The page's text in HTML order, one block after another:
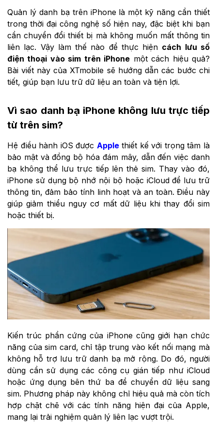
Quản lý danh bạ trên iPhone là một kỹ năng cần thiết
trong thời đại công nghệ số hiện nay, đặc biệt khi bạn
cần chuyển đổi thiết bị mà không muốn mất thông tin
liên lạc. Vậy làm thế nào để thực hiện cách lưu số
điện thoại vào sim trên iPhone một cách hiệu quả?
Bài viết này của XTmobile sẽ hướng dẫn các bước chi
tiết, giúp bạn lưu trữ dữ liệu an toàn và tiện lợi.
Vì sao danh bạ iPhone không lưu trực tiếp
từ trên sim?
Hệ điều hành iOS được Applethiết kế với trọng tâm là
bảo mật và đồng bộ hóa đám mây, dẫn đến việc danh
bạ không thể lưu trực tiếp lên thẻ sim. Thay vào đó,
iPhone sử dụng bộ nhớ nội bộ hoặc iCloud để lưu trữ
thông tin, đảm bảo tính linh hoạt và an toàn. Điều này
giúp giảm thiểu nguy cơ mất dữ liệu khi thay đổi sim
hoặc thiết bị.
Kiến trúc phần cứng của iPhone cũng giới hạn chức
năng của sim card, chỉ tập trung vào kết nối mạng mà
không hỗ trợ lưu trữ danh bạ mở rộng. Do đó, người
dùng cần sử dụng các công cụ gián tiếp như iCloud
hoặc ứng dụng bên thứ ba để chuyển dữ liệu sang
sim. Phương pháp này không chỉ hiệu quả mà còn tích
hợp chặt chẽ với các tính năng hiện đại của Apple,
mang lại trải nghiệm quản lý liên lạc vượt trội.